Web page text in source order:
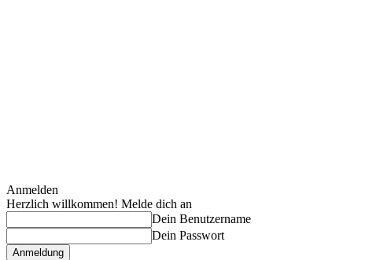
Anmelden
Herzlich willkommen! Melde dich an
Dein Benutzername
Dein Passwort